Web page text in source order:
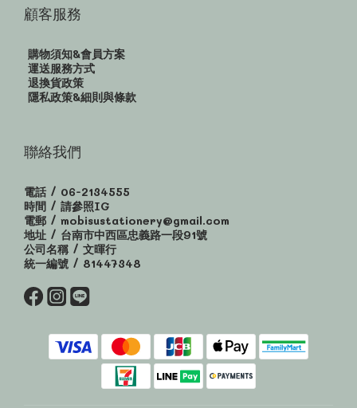
顧客服務
購物須知&會員方案
運送服務方式
退換貨政策
隱私政策&細則與條款
聯絡我們
電話 / 06-2134555
時間 / 請參照IG
電郵 / mobisustationery@gmail.com
地址 / 台南市中西區忠義路一段91號
公司名稱 / 文暉行
統一編號 / 81447348